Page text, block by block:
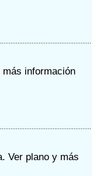
más información
Ver plano y más